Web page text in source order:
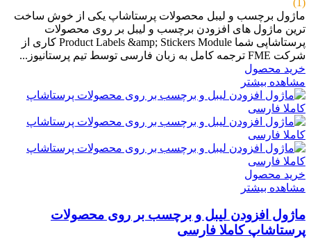
ماژول برچسب و لیبل محصولات پرستاشاپ یکی از خوش ساخت
ترین ماژول های افزودن برچسب و لیبل بر روی محصولات
پرستاشاپی شما Product Labels &amp; Stickers Module کاری از
شرکت FME ترجمه کامل به زبان فارسی توسط تیم پرستانیوز...
خرید محصول
مشاهده بیشتر
خرید محصول
مشاهده بیشتر
ماژول افزودن لیبل و برچسب بر روی محصولات
پرستاشاپ کاملا فارسی